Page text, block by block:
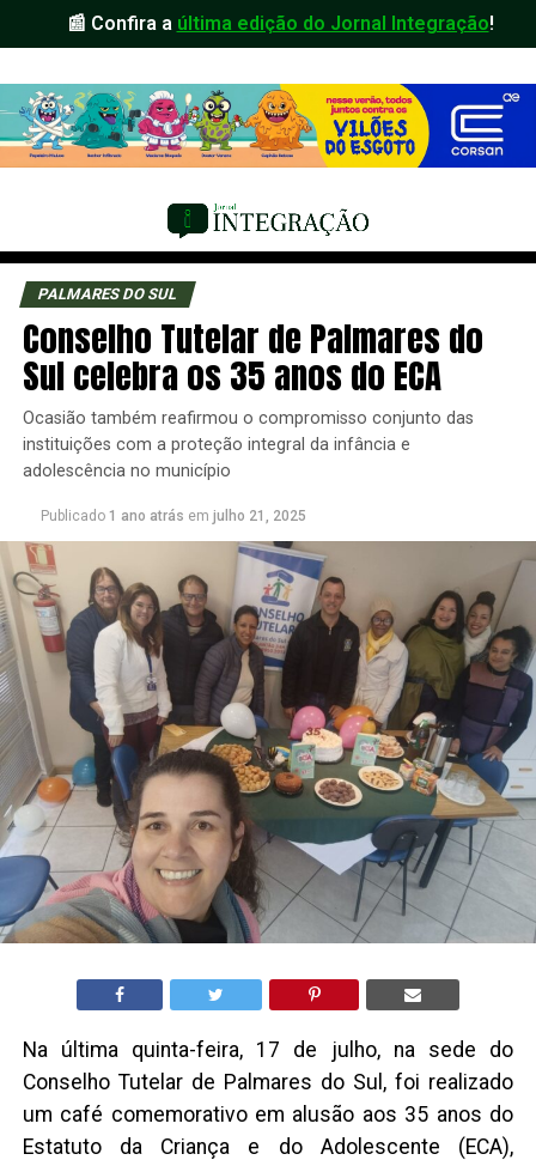
📰 Confira a última edição do Jornal Integração!
PALMARES DO SUL
Conselho Tutelar de Palmares do
Sul celebra os 35 anos do ECA
Ocasião também reafirmou o compromisso conjunto das
instituições com a proteção integral da infância e
adolescência no município
Publicado 1 ano atrás em julho 21, 2025
Na última quinta-feira, 17 de julho, na sede do
Conselho Tutelar de Palmares do Sul, foi realizado
um café comemorativo em alusão aos 35 anos do
Estatuto da Criança e do Adolescente (ECA),